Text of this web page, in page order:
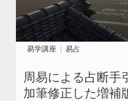
易学講座 易占
周易による占断手
加筆修正した増補